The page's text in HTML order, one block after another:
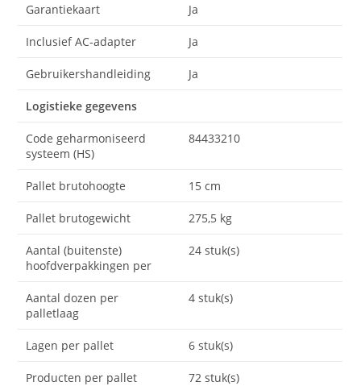
Garantiekaart Ja
Inclusief AC-adapter Ja
Gebruikershandleiding Ja
Logistieke gegevens
Code geharmoniseerd
systeem (HS)
84433210
Pallet brutohoogte 15 cm
Pallet brutogewicht 275,5 kg
Aantal (buitenste)
hoofdverpakkingen per
24 stuk(s)
Aantal dozen per
palletlaag
4 stuk(s)
Lagen per pallet 6 stuk(s)
Producten per pallet 72 stuk(s)